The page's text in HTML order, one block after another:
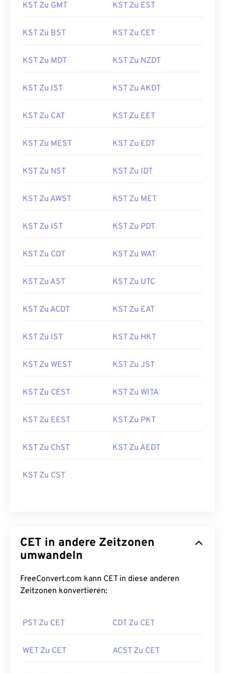
KST Zu GMT KST Zu EST
KST Zu BST KST Zu CET
KST Zu MDT KST Zu NZDT
KST Zu IST KST Zu AKDT
KST Zu CAT KST Zu EET
KST Zu MEST KST Zu EDT
KST Zu NST KST Zu IDT
KST Zu AWST KST Zu MET
KST Zu IST KST Zu PDT
KST Zu CDT KST Zu WAT
KST Zu AST KST Zu UTC
KST Zu ACDT KST Zu EAT
KST Zu IST KST Zu HKT
KST Zu WEST KST Zu JST
KST Zu CEST KST Zu WITA
KST Zu EEST KST Zu PKT
KST Zu ChST KST Zu AEDT
KST Zu CST
CET in andere Zeitzonen
umwandeln
FreeConvert.com kann CET in diese anderen
Zeitzonen konvertieren:
PST Zu CET CDT Zu CET
WET Zu CET ACST Zu CET